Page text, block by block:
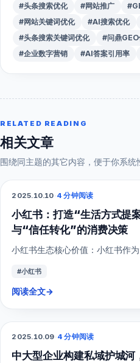
#头条搜索优化
#网站推广
#网站关键词优化
#AI搜索优化
#头条搜索关键词优化
#问鼎
#企业数字营销
#AI答案引用率
RELATED READING
相关文章
围绕同主题的其它内容，便于你系统
小红书
2025.10.10·4 分钟阅读
小红书：打造“生活方式提
与“信任转化”的消费决策
小红书生态核心价值：小红书作
#小红书
阅读全文→
SEO
2025.10.09·4 分钟阅读
中大型企业构建私域护城